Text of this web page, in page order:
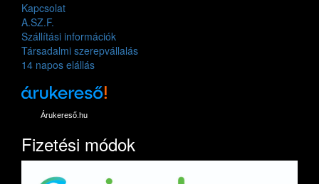
Kapcsolat
A.SZ.F.
Szállítási információk
Társadalmi szerepvállalás
14 napos elállás
Árukereső.hu
Fizetési módok